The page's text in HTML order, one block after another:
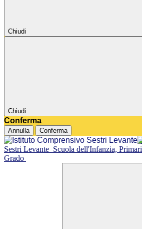
Chiudi
Chiudi
Conferma
Annulla Conferma
Sestri Levante Scuola dell'Infanzia,
Grado